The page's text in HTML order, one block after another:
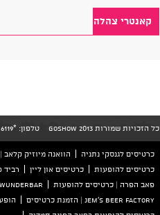
קאנטרי צהלה
כל הזכויות שמורות GoShow 2013 טלפון: *6119
כרטיסים לגנסקי נתניה הוואנה מיוזיק קלאב | יגאל
כרטיסים להופעות
כרטיסים און ליין רביד
פאב הפרה | כרטיסים להופעות
wunderbar (וונדרבר) הזמנת כרטיסים
Jem's beer factory | הזמנת כרטיסים